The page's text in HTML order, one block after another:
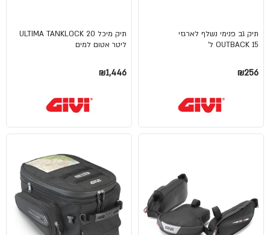
תיק גב פנימי נשלף לארגזי
OUTBACK 15 ל'
₪256
תיק מיכל ULTIMA TANKLOCK 20
ליטר אטום למים
₪1,446